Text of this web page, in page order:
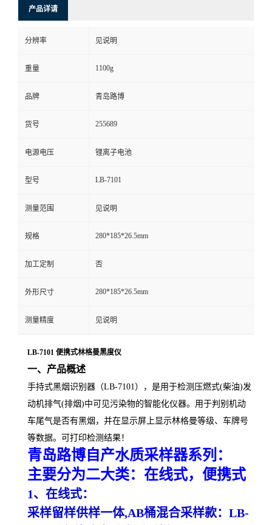
方
式
在
线
留
产品详请
分辨率 见说明
重量 1100g
品牌 青岛路博
货号 255689
电源电压 锂离子电池
型号 LB-7101
测量范围 见说明
规格 280*185*26.5mm
加工定制 否
外形尺寸 280*185*26.5mm
测量精度 见说明
LB-7101 便携式林格曼黑度仪
一、产品概述
手持式黑烟识别器（LB-7101），是用于检测压燃式(柴油)发
动机排气(排烟)中可见污染物的智能化仪器。用于判别机动
车尾气是否有黑烟，并在显示屏上显示林格曼等级、车牌号
等数据。可打印检测结果！
青岛路博自产水质采样器系列：
主要分为二大类：在线式，便携式
1、 在线式：
采样留样供样一体,AB桶混合采样款：LB-